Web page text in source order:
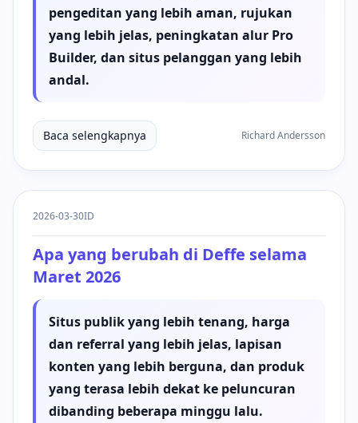
pengeditan yang lebih aman, rujukan
yang lebih jelas, peningkatan alur Pro
Builder, dan situs pelanggan yang lebih
andal.
Baca selengkapnya Richard Andersson
2026-03-30ID
Apa yang berubah di Deffe selama
Maret 2026
Situs publik yang lebih tenang, harga
dan referral yang lebih jelas, lapisan
konten yang lebih berguna, dan produk
yang terasa lebih dekat ke peluncuran
dibanding beberapa minggu lalu.